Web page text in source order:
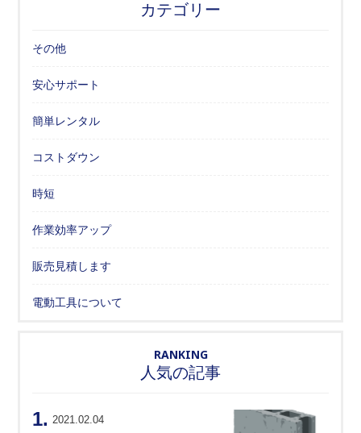
カテゴリー
その他
安心サポート
簡単レンタル
コストダウン
時短
作業効率アップ
販売見積します
電動工具について
RANKING
人気の記事
1. 2021.02.04